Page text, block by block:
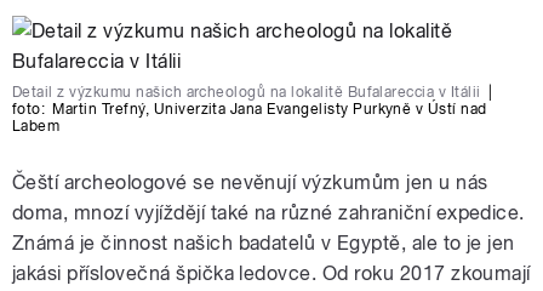
Detail z výzkumu našich archeologů na lokalitě Bufalareccia v Itálii
foto: Martin Trefný, Univerzita Jana Evangelisty Purkyně v Ústí nad
Labem
Čeští archeologové se nevěnují výzkumům jen u nás
doma, mnozí vyjíždějí také na různé zahraniční expedice.
Známá je činnost našich badatelů v Egyptě, ale to je jen
jakási příslovečná špička ledovce. Od roku 2017 zkoumají